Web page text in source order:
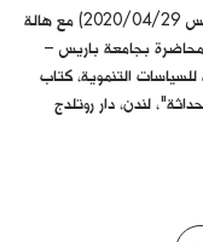
، تونس 2020/04/29) مع هالة
بجامعة باريس –
التنموية، كتاب
لندن، دار روتلدج